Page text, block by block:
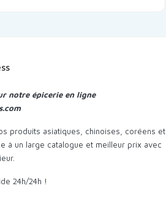
notre épicerie en ligne
produits asiatiques, chinoises, coréens et
à un large catalogue et meilleur prix avec
24h/24h !